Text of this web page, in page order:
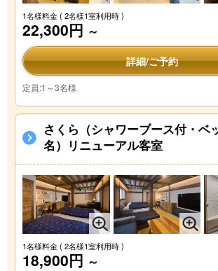
1名様料金( 2名様1室利用時 )
22,300円 ～
詳細/ご予約
定員:1～3名様
さくら（シャワーブース付・ベ
名）リニューアル客室
1名様料金( 2名様1室利用時 )
18,900円 ～